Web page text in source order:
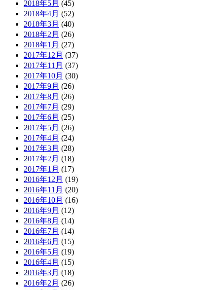
2018年5月 (45)
2018年4月 (52)
2018年3月 (40)
2018年2月 (26)
2018年1月 (27)
2017年12月 (37)
2017年11月 (37)
2017年10月 (30)
2017年9月 (26)
2017年8月 (26)
2017年7月 (29)
2017年6月 (25)
2017年5月 (26)
2017年4月 (24)
2017年3月 (28)
2017年2月 (18)
2017年1月 (17)
2016年12月 (19)
2016年11月 (20)
2016年10月 (16)
2016年9月 (12)
2016年8月 (14)
2016年7月 (14)
2016年6月 (15)
2016年5月 (19)
2016年4月 (15)
2016年3月 (18)
2016年2月 (26)